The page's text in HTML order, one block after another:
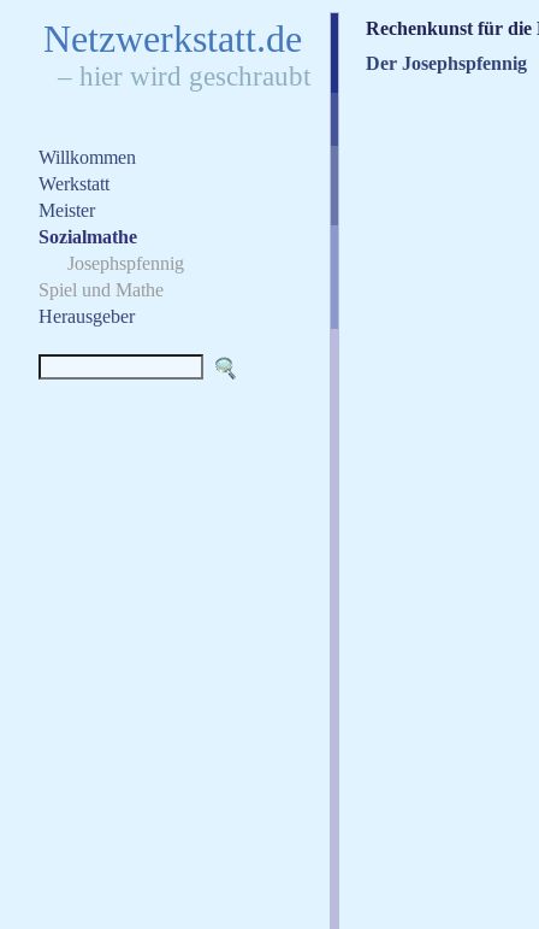
Netzwerkstatt.de
– hier wird geschraubt
Willkommen
Werkstatt
Meister
Sozialmathe
Josephspfennig
Spiel und Mathe
Herausgeber
Rechenkunst für die
Der Josephspfennig